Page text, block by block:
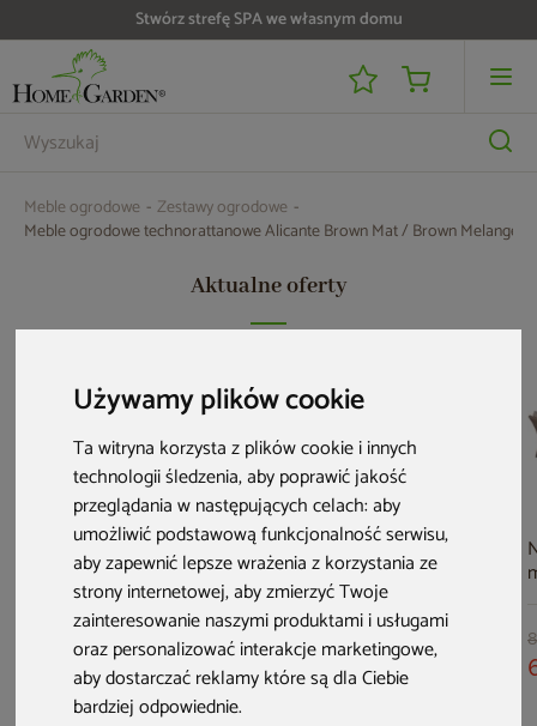
Używamy plików cookie
Ta witryna korzysta z plików cookie i innych
technologii śledzenia, aby poprawić jakość
przeglądania w następujących celach:aby
umożliwić podstawową funkcjonalność serwisu,
aby zapewnić lepsze wrażenia z korzystania ze
strony internetowej,aby zmierzyć Twoje
zainteresowanie naszymi produktami i usługami
oraz personalizować interakcje marketingowe,
aby dostarczać reklamy które są dla Ciebie
bardziej odpowiednie.
Do 25 000 zł zwrotu na kartę i raty RRSO 0%
Meble ogrodowe
Zestawy ogrodowe
Meble ogrodowe technorattanowe Alicante Brown Mat / Brown Melange
Aktualne oferty
Meble ogrodowe
technorattanowe
Bristol 180 cm
White / Grey 6+1
5 999 zł
Meble ogrodowe
rattanowe Havana
Brown /
Cappuccino 4+1
1 899 zł 1 599 zł
Meble ogrodowe
technorattanowe
Bristol Round
Elegant 150 cm
Beige / Beige
Melange 6+1
6 999 zł
5 999 zł